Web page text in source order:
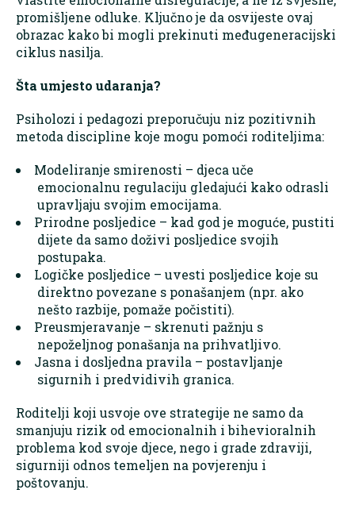
promišljene odluke. Ključno je da osvijeste ovaj
obrazac kako bi mogli prekinuti međugeneracijski
ciklus nasilja.
Šta umjesto udaranja?
Psiholozi i pedagozi preporučuju niz pozitivnih
metoda discipline koje mogu pomoći roditeljima:
Modeliranje smirenosti – djeca uče
emocionalnu regulaciju gledajući kako odrasli
upravljaju svojim emocijama.
Prirodne posljedice – kad god je moguće, pustiti
dijete da samo doživi posljedice svojih
postupaka.
Logičke posljedice – uvesti posljedice koje su
direktno povezane s ponašanjem (npr. ako
nešto razbije, pomaže počistiti).
Preusmjeravanje – skrenuti pažnju s
nepoželjnog ponašanja na prihvatljivo.
Jasna i dosljedna pravila – postavljanje
sigurnih i predvidivih granica.
Roditelji koji usvoje ove strategije ne samo da
smanjuju rizik od emocionalnih i bihevioralnih
problema kod svoje djece, nego i grade zdraviji,
sigurniji odnos temeljen na povjerenju i
poštovanju.